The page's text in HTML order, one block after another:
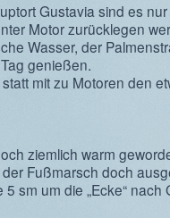
Gustavia sind es
Motor zurücklegen
Wasser, der
genießen.
mit zu Motoren den
ziemlich warm
Fußmarsch doch
sm um die „Ecke“ nach